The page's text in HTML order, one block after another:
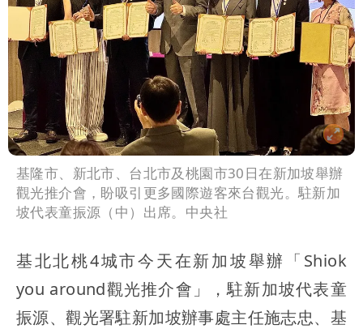
基隆市、新北市、台北市及桃園市30日在新加坡舉辦
觀光推介會，盼吸引更多國際遊客來台觀光。駐新加
坡代表童振源（中）出席。中央社
基北北桃4城市今天在新加坡舉辦「Shiok
you around觀光推介會」，駐新加坡代表童
振源、觀光署駐新加坡辦事處主任施志忠、基